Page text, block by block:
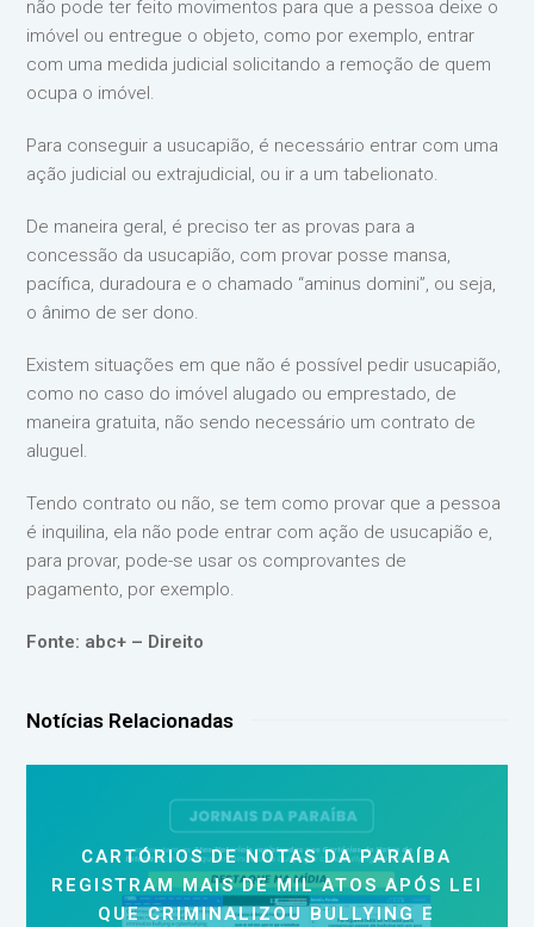
não pode ter feito movimentos para que a pessoa deixe o
imóvel ou entregue o objeto, como por exemplo, entrar
com uma medida judicial solicitando a remoção de quem
ocupa o imóvel.
Para conseguir a usucapião, é necessário entrar com uma
ação judicial ou extrajudicial, ou ir a um tabelionato.
De maneira geral, é preciso ter as provas para a
concessão da usucapião, com provar posse mansa,
pacífica, duradoura e o chamado “aminus domini”, ou seja,
o ânimo de ser dono.
Existem situações em que não é possível pedir usucapião,
como no caso do imóvel alugado ou emprestado, de
maneira gratuita, não sendo necessário um contrato de
aluguel.
Tendo contrato ou não, se tem como provar que a pessoa
é inquilina, ela não pode entrar com ação de usucapião e,
para provar, pode-se usar os comprovantes de
pagamento, por exemplo.
Fonte: abc+ – Direito
Notícias Relacionadas
CARTÓRIOS DE NOTAS DA PARAÍBA
REGISTRAM MAIS DE MIL ATOS APÓS LEI
QUE CRIMINALIZOU BULLYING E